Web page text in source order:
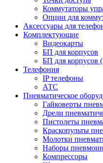
Коммутаторы
Опции для
Аксессуары для
Комплектующие
Видеокарты
БП для корпусов
БП для корпусов
Телефония
IP телефоны
АТС
Пневматическое
Гайковерты
Дрели
Пистолеты
Краскопульты
Молотки
Наборы
Компрессоры